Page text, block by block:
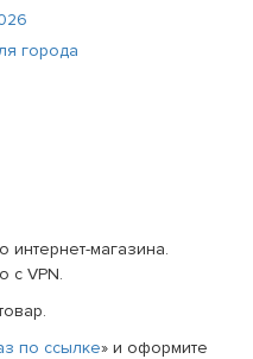
города
интернет-магазина.
с VPN.
по ссылке» и оформите